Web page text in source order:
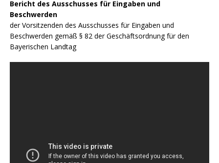
Bericht des Ausschusses für Eingaben und
Beschwerden
der Vorsitzenden des Ausschusses für Eingaben und
Beschwerden gemäß § 82 der Geschäftsordnung für den
Bayerischen Landtag